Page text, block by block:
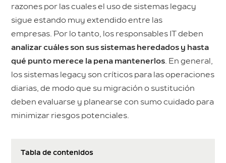
razones por las cuales el uso de sistemas legacy
sigue estando muy extendido entre las
empresas. Por lo tanto, los responsables IT deben
analizar cuáles son sus sistemas heredados y hasta
qué punto merece la pena mantenerlos. En general,
los sistemas legacy son críticos para las operaciones
diarias, de modo que su migración o sustitución
deben evaluarse y planearse con sumo cuidado para
minimizar riesgos potenciales.
Tabla de contenidos